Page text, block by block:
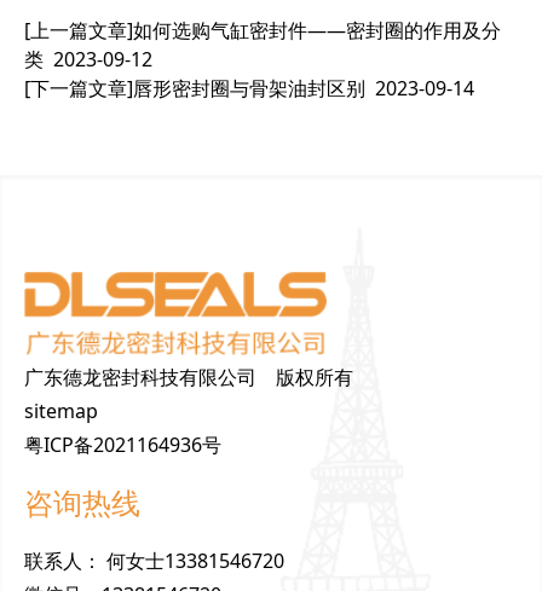
[上一篇文章]如何选购气缸密封件——密封圈的作用及分
类 2023-09-12
[下一篇文章]唇形密封圈与骨架油封区别 2023-09-14
广东德龙密封科技有限公司 版权所有
sitemap
粤ICP备2021164936号
咨询热线
联系人 ： 何女士13381546720